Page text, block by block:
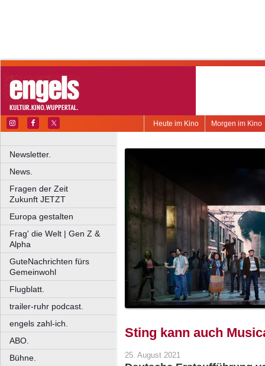
Morgen im Kino
Heute im Kino
Newsletter.
News.
Fragen der Zeit
Zukunft JETZT
Europa gestalten
Frag' die Welt | Gen Z &
Alpha
GuteNachrichten fürs
Gemeinwohl
Flugblatt.
trailer-ruhr podcast.
engels zahl-ich.
ABO.
Bühne.
Sting kann auch
25. August 2021